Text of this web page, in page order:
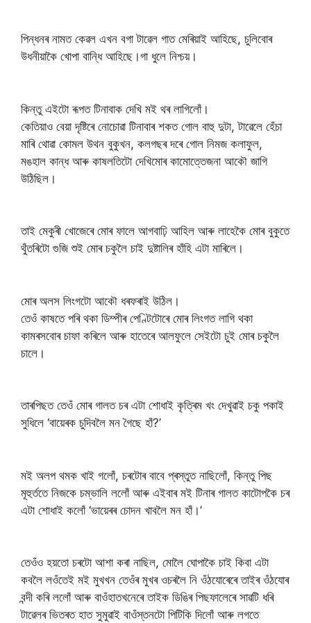
পিন্ধনৰ নামত কেৱল এখন বগা টাৱেল গাত মেৰিয়াই আহিছে, চুলিবোৰ
উধনীয়াকৈ খোপা বান্ধি আহিছে।গা ধুলে নিশ্চয়।
কিন্তু এইটো ৰূপত টিনাবাক দেখি মই থৰ লাগিলোঁ।
কেতিয়াও বেয়া দৃষ্টিৰে নোচোৱা টিনাবাৰ শকত গোল বাহু দুটা, টাৱেলে হেঁচা
মাৰি থোৱা কোমল উথন বুকুখন, কলগছৰ দৰে গোল নিমজ কলাফুল,
মঙহাল কান্ধ আৰু কাষলতিটো দেখিমোৰ কামোত্তেজনা আকৌ জাগি
উঠিছিল।
তাই মেকুৰী খোজেৰে মোৰ ফালে আগবাঢ়ি আহিল আৰু লাহেকৈ মোৰ বুকুতে
থুঁতৰিটো গুজি শুই মোৰ চকুলৈ চাই দুষ্টালিৰ হাঁহি এটা মাৰিলে।
মোৰ অলস লিংগটো আকৌ ধৰফৰাই উঠিল।
তেওঁ কাষতে পৰি থকা ডিম্পীৰ পেণ্টিটোৰে মোৰ লিংগত লাগি থকা
কামৰসবোৰ চাফা কৰিলে আৰু হাতেৰে আলফুলে সেইটো চুই মোৰ চকুলৈ
চালে।
তাৰপিছত তেওঁ মোৰ গালত চৰ এটা শোধাই কৃত্ৰিম খং দেখুৱাই চকু পকাই
সুধিলে ‘বায়েৰক চুদিবলৈ মন গৈছে হাঁ?’
মই অলপ থমক খাই গলোঁ, চৰটোৰ বাবে প্ৰস্তুত নাছিলোঁ, কিন্তু পিছ
মূহুৰ্ততে নিজকে চম্ভালি ললোঁ আৰু এইবাৰ মই টিনাৰ গালত কাটোপকৈ চৰ
এটা শোধাই কলোঁ ‘ভায়েৰৰ চোদন খাবলৈ মন হাঁ।’
তেওঁও হয়তো চৰটো আশা কৰা নাছিল, মোলৈ ঘোপাকৈ চাই কিবা এটা
কবলৈ লওঁতেই মই মুখখন তেওঁৰ মুখৰ ওচৰলৈ নি ওঁঠযোৰেৰে তাইৰ ওঁঠযোৰ
বন্দী কৰি ললোঁ আৰু বাওঁহাতখনেৰে তাইক ডিঙিৰ পিছফালেৰে সাৱটি ধৰি
টাৱেলৰ ভিতৰত হাত সুমুৱাই বাওঁস্তনটো পিটিকি দিলোঁ আৰু লগতে